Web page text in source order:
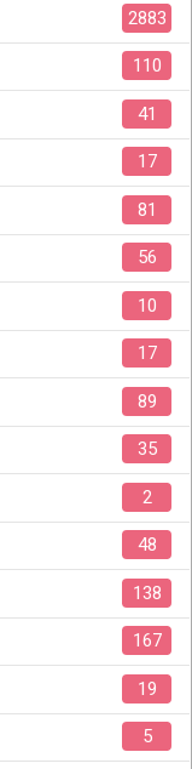
2883
110
41
17
81
56
10
17
89
35
2
48
138
167
19
5